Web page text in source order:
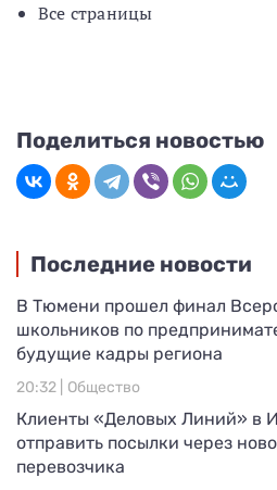
Все страницы
Поделиться новостью
Последние новости
В Тюмени прошел финал
школьников по
будущие кадры региона
20:32 | Общество
Клиенты «Деловых Линий» в
отправить посылки через
перевозчика